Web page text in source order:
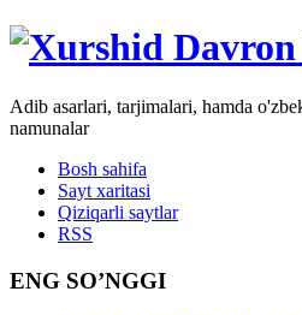
Adib asarlari, tarjimalari, hamda
namunalar
Bosh sahifa
Sayt xaritasi
Qiziqarli saytlar
RSS
ENG SO’NGGI